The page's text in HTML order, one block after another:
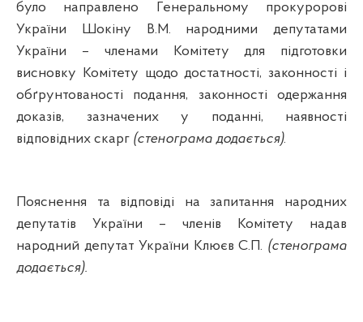
було направлено Генеральному прокуророві
України
Шокіну В.М. народними депутатами
України – членами Комітету для підготовки
висновку Комітету щодо достатності, законності і
обґрунтованості подання, законності одержання
доказів, зазначених у поданні, наявності
відповідних скарг (стенограма додається).
Пояснення та відповіді на запитання народних
депутатів України – членів Комітету надав
народний депутат України Клюєв С.П. (стенограма
додається).